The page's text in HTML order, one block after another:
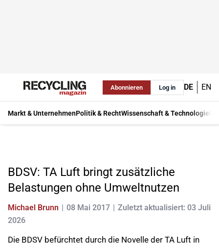
Abonnieren Log in DE EN
Markt & UnternehmenPolitik & RechtWissenschaft & Technologie
BDSV: TA Luft bringt zusätzliche
Belastungen ohne Umweltnutzen
Michael Brunn 08 Mai 2017
Zuletzt aktualisiert: 03 Juli
2026
Die BDSV befürchtet durch die Novelle der TA Luft in